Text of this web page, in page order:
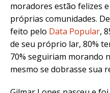
moradores estão felizes
próprias comunidades.
feito pelo Data Popular,
de seu próprio lar, 80%
70% seguiriam morando
mesmo se dobrasse sua